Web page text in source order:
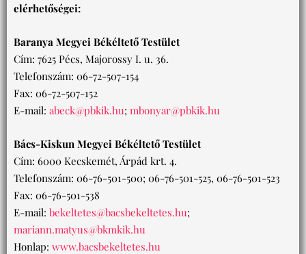
elérhetőségei:
Baranya Megyei Békéltető Testület
Cím: 7625 Pécs, Majorossy I. u. 36.
Telefonszám: 06-72-507-154
Fax: 06-72-507-152
E-mail: abeck@pbkik.hu; mbonyar@pbkik.hu
Bács-Kiskun Megyei Békéltető Testület
Cím: 6000 Kecskemét, Árpád krt. 4.
Telefonszám: 06-76-501-500; 06-76-501-525, 06-76-501-523
Fax: 06-76-501-538
E-mail: bekeltetes@bacsbekeltetes.hu;
mariann.matyus@bkmkik.hu
Honlap: www.bacsbekeltetes.hu